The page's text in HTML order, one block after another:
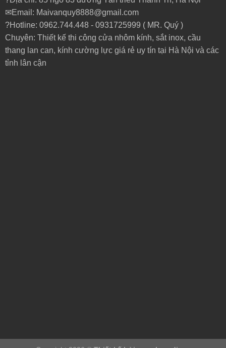
✉Email: Maivanquy8888@gmail.com
?Hotline: 0962.744.448 - 0931725999 ( MR. Quý )
Chuyên: Thiết kế thi công cửa nhôm kính, sắt inox, cầu
thang lan can, kính cường lực giá rẻ uy tín tại Hà Nội và các
tỉnh lân cận